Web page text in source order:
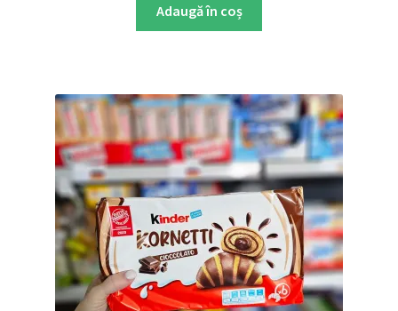
Adaugă în coș